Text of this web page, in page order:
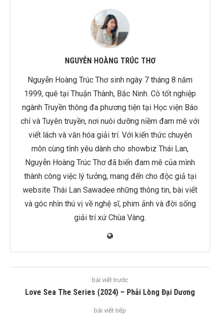
NGUYỄN HOÀNG TRÚC THƠ
Nguyễn Hoàng Trúc Thơ sinh ngày 7 tháng 8 năm
1999, quê tại Thuận Thành, Bắc Ninh. Cô tốt nghiệp
ngành Truyền thông đa phương tiện tại Học viện Báo
chí và Tuyên truyền, nơi nuôi dưỡng niềm đam mê với
viết lách và văn hóa giải trí. Với kiến thức chuyên
môn cùng tình yêu dành cho showbiz Thái Lan,
Nguyễn Hoàng Trúc Thơ đã biến đam mê của mình
thành công việc lý tưởng, mang đến cho độc giả tại
website Thái Lan Sawadee những thông tin, bài viết
và góc nhìn thú vị về nghệ sĩ, phim ảnh và đời sống
giải trí xứ Chùa Vàng.
bài viết trước
Love Sea The Series (2024) – Phải Lòng Đại Dương
bài viết tiếp